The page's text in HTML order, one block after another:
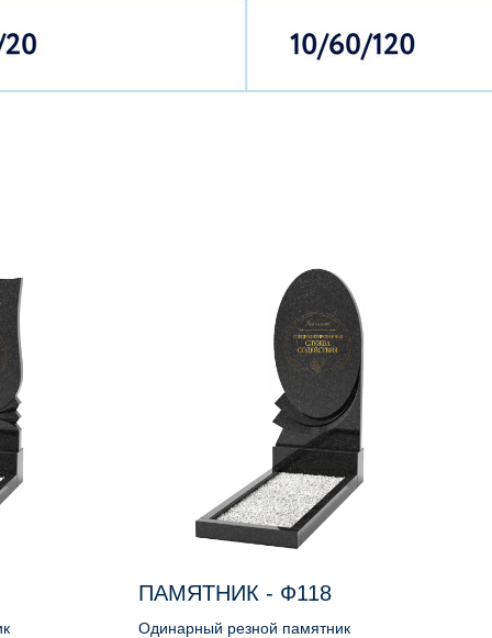
ПАМЯТНИК - Ф118
Одинарный резной памятник